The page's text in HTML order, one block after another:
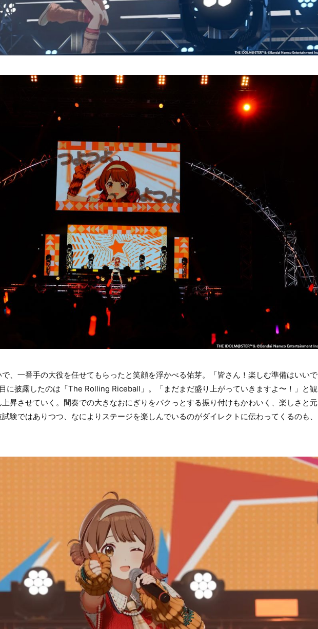
、一番手の大役を任せてもらったと笑顔を浮かべる佑芽。「皆さん！楽しむ準備はいいで
に披露したのは「The Rolling Riceball」。「まだまだ盛り上がっていきますよ〜！」と観
昇させていく。間奏での大きなおにぎりをパクっとする振り付けもかわいく、楽しさと元
験ではありつつ、なによりステージを楽しんでいるのがダイレクトに伝わってくるのも、